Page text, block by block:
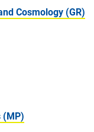
Cosmology (GR)
(MP)